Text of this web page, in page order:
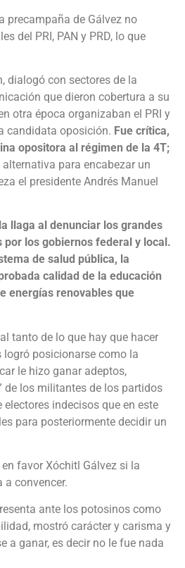
precampaña de Gálvez no
del PRI, PAN y PRD, lo que
dialogó con sectores de la
que dieron cobertura a su
otra época organizaban el PRI y
candidata oposición. Fue crítica,
opositora al régimen de la 4T;
para encabezar un
el presidente Andrés Manuel
llaga al denunciar los grandes
los gobiernos federal y local.
de salud pública, la
calidad de la educación
energías renovables que
tanto de lo que hay que hacer
posicionarse como la
le hizo ganar adeptos,
de los militantes de los partidos
indecisos que en este
para posteriormente decidir un
favor Xóchitl Gálvez si la
convencer.
ante los potosinos como
mostró carácter y carisma y
a ganar, es decir no le fue nada